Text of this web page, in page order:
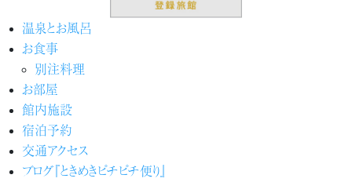
温泉とお風呂
お食事
別注料理
お部屋
館内施設
宿泊予約
交通アクセス
ブログ『ときめきピチピチ便り』